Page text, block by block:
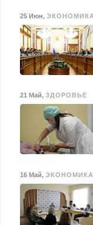
25 Июн, ЭКОНОМИКА
21 Май, ЗДОРОВЬЕ
16 Май, ЭКОНОМИКА